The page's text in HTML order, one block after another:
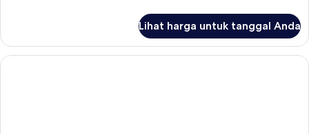
Suite
Grand,
1
Lihat harga untuk tanggal Anda